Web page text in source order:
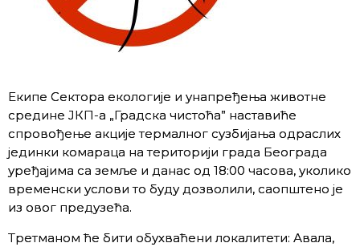
Екипе Сектора екологије и унапређења животне
средине ЈКП-а „Градска чистоћа” наставиће
спровођење акције термалног сузбијања одраслих
јединки комараца на територији града Београда
уређајима са земље и данас од 18:00 часова, уколико
временски услови то буду дозволили, саопштено је
из овог предузећа.
Третманом ће бити обухваћени локалитети: Авала,